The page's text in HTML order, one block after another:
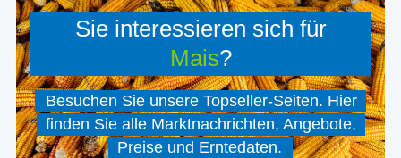
Sie interessieren sich für
Mais?
Besuchen Sie unsere Topseller-Seiten. Hier
finden Sie alle Marktnachrichten, Angebote,
Preise und Erntedaten.